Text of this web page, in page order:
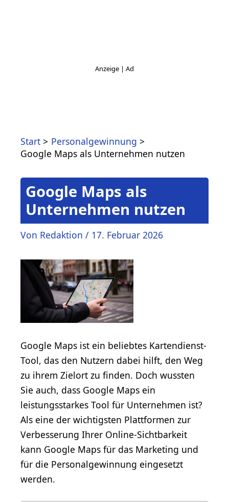
Start
Personalgewinnung
Google Maps als Unternehmen nutzen
Google Maps als
Unternehmen nutzen
Von Redaktion / 17. Februar 2026
Google Maps ist ein beliebtes Kartendienst-
Tool, das den Nutzern dabei hilft, den Weg
zu ihrem Zielort zu finden. Doch wussten
Sie auch, dass Google Maps ein
leistungsstarkes Tool für Unternehmen ist?
Als eine der wichtigsten Plattformen zur
Verbesserung Ihrer Online-Sichtbarkeit
kann Google Maps für das Marketing und
für die Personalgewinnung eingesetzt
werden.